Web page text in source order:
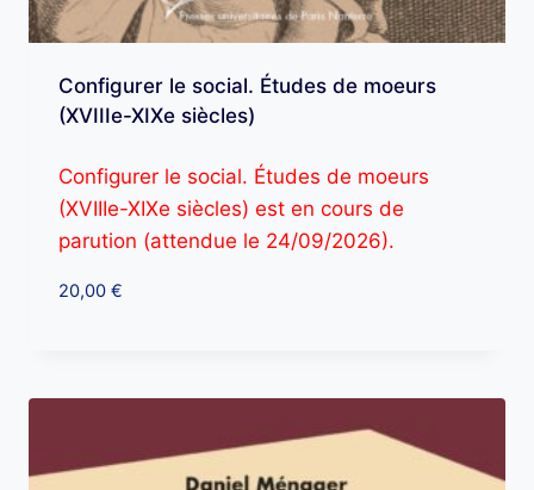
Configurer le social. Études de moeurs
(XVIIIe-XIXe siècles)
Configurer le social. Études de moeurs
(XVIIIe-XIXe siècles) est en cours de
parution (attendue le 24/09/2026).
20,00 €